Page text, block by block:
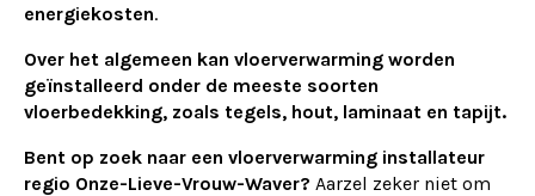
energiekosten.
Over het algemeen kan vloerverwarming worden
geïnstalleerd onder de meeste soorten
vloerbedekking, zoals tegels, hout, laminaat en tapijt.
Bent op zoek naar een vloerverwarming installateur
regio Onze-Lieve-Vrouw-Waver? Aarzel zeker niet om